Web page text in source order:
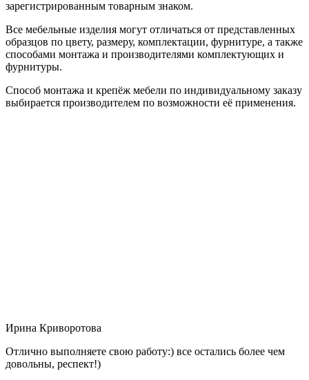
зарегистрированным товарным знаком.
Все мебельные изделия могут отличаться от представленных
образцов по цвету, размеру, комплектации, фурнитуре, а также
способами монтажа и производителями комплектующих и
фурнитуры.
Способ монтажа и крепёж мебели по индивидуальному заказу
выбирается производителем по возможности её применения.
Ирина Криворотова
Отлично выполняете свою работу:) все остались более чем
довольны, респект!)